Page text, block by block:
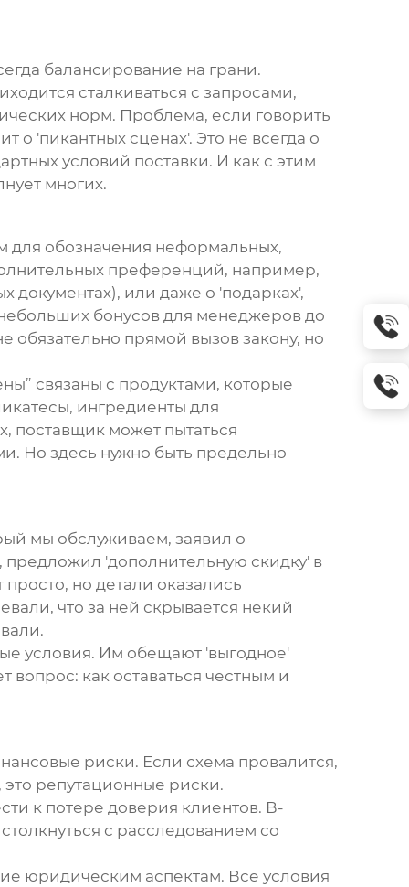
балансирование на грани.
сталкиваться с запросами,
норм. Проблема, если говорить
о 'пикантных сценах'. Это не всегда о
условий поставки. И как с этим
многих.
для обозначения неформальных,
преференций, например,
документах), или даже о 'подарках',
бонусов для менеджеров до
обязательно прямой вызов закону, но
” связаны с продуктами, которые
ингредиенты для
поставщик может пытаться
Но здесь нужно быть предельно
мы обслуживаем, заявил о
'дополнительную скидку' в
но детали оказались
что за ней скрывается некий
условия. Им обещают 'выгодное'
вопрос: как оставаться честным и
риски. Если схема провалится,
репутационные риски.
к потере доверия клиентов. В-
с расследованием со
юридическим аспектам. Все условия